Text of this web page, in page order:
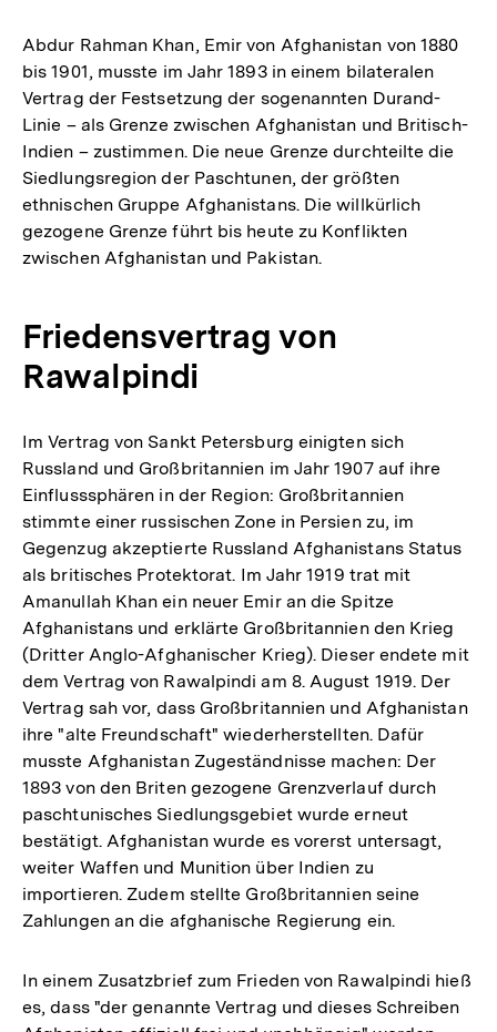
Abdur Rahman Khan, Emir von Afghanistan von 1880
bis 1901, musste im Jahr 1893 in einem bilateralen
Vertrag der Festsetzung der sogenannten Durand-
Linie – als Grenze zwischen Afghanistan und Britisch-
Indien – zustimmen. Die neue Grenze durchteilte die
Siedlungsregion der Paschtunen, der größten
ethnischen Gruppe Afghanistans. Die willkürlich
gezogene Grenze führt bis heute zu Konflikten
zwischen Afghanistan und Pakistan.
Friedensvertrag von
Rawalpindi
Im Vertrag von Sankt Petersburg einigten sich
Russland und Großbritannien im Jahr 1907 auf ihre
Einflusssphären in der Region: Großbritannien
stimmte einer russischen Zone in Persien zu, im
Gegenzug akzeptierte Russland Afghanistans Status
als britisches Protektorat. Im Jahr 1919 trat mit
Amanullah Khan ein neuer Emir an die Spitze
Afghanistans und erklärte Großbritannien den Krieg
(Dritter Anglo-Afghanischer Krieg). Dieser endete mit
dem Vertrag von Rawalpindi am 8. August 1919. Der
Vertrag sah vor, dass Großbritannien und Afghanistan
ihre "alte Freundschaft" wiederherstellten. Dafür
musste Afghanistan Zugeständnisse machen: Der
1893 von den Briten gezogene Grenzverlauf durch
paschtunisches Siedlungsgebiet wurde erneut
bestätigt. Afghanistan wurde es vorerst untersagt,
weiter Waffen und Munition über Indien zu
importieren. Zudem stellte Großbritannien seine
Zahlungen an die afghanische Regierung ein.
In einem Zusatzbrief zum Frieden von Rawalpindi hieß
es, dass "der genannte Vertrag und dieses Schreiben